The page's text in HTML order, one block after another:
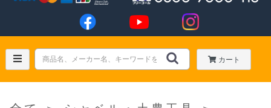
カート